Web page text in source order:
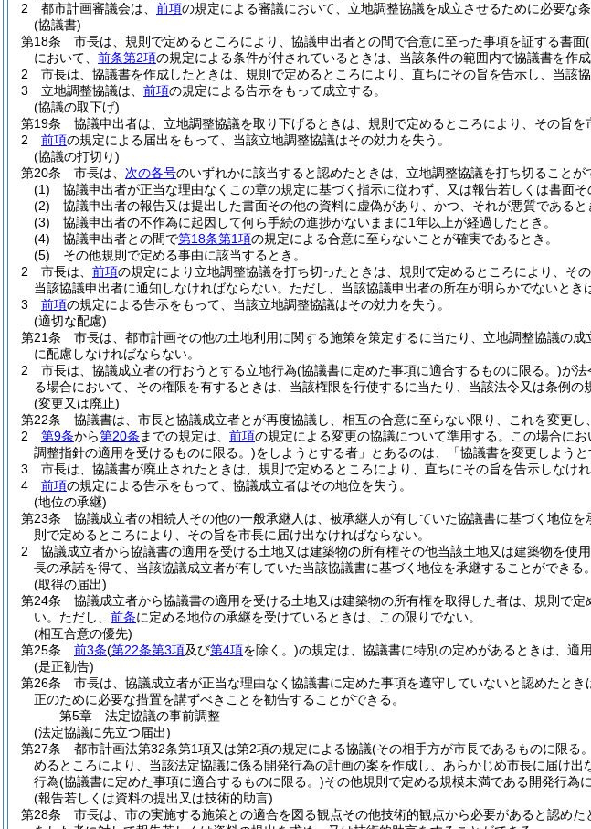
2
都市計画審議会は、 前項の規定による審議において、立地調整協議を成立させるために必要な
(協議書)
第18条
市長は、規則で定めるところにより、協議申出者との間で合意に至った事項を証する書面
において、 前条第2項の規定による条件が付されているときは、当該条件の範囲内で協議書を作成
2
市長は、協議書を作成したときは、規則で定めるところにより、直ちにその旨を告示し、当該
3
立地調整協議は、 前項の規定による告示をもって成立する。
(協議の取下げ)
第19条
協議申出者は、立地調整協議を取り下げるときは、規則で定めるところにより、その旨を
2
前項の規定による届出をもって、当該立地調整協議はその効力を失う。
(協議の打切り)
第20条
市長は、 次の各号のいずれかに該当すると認めたときは、立地調整協議を打ち切ることが
(1)
協議申出者が正当な理由なくこの章の規定に基づく指示に従わず、又は報告若しくは書面そ
(2)
協議申出者の報告又は提出した書面その他の資料に虚偽があり、かつ、それが悪質であると
(3)
協議申出者の不作為に起因して何ら手続の進捗がないままに1年以上が経過したとき。
(4)
協議申出者との間で第18条第1項の規定による合意に至らないことが確実であるとき。
(5)
その他規則で定める事由に該当するとき。
2
市長は、 前項の規定により立地調整協議を打ち切ったときは、規則で定めるところにより、そ
当該協議申出者に通知しなければならない。 ただし、当該協議申出者の所在が明らかでないとき
3
前項の規定による告示をもって、当該立地調整協議はその効力を失う。
(適切な配慮)
第21条
市長は、都市計画その他の土地利用に関する施策を策定するに当たり、立地調整協議の成
に配慮しなければならない。
2
市長は、協議成立者の行おうとする立地行為(協議書に定めた事項に適合するものに限る。)が法
る場合において、その権限を有するときは、当該権限を行使するに当たり、当該法令又は条例の
(変更又は廃止)
第22条
協議書は、市長と協議成立者とが再度協議し、相互の合意に至らない限り、これを変更し
2
第9条から第20条 までの規定は、 前項の規定による変更の協議について準用する。 この場合にお
調整指針の適用を受けるものに限る。)をしようとする者」とあるのは、「協議書を変更しよう
3
市長は、協議書が廃止されたときは、規則で定めるところにより、直ちにその旨を告示しなけれ
4
前項の規定による告示をもって、協議成立者はその地位を失う。
(地位の承継)
第23条
協議成立者の相続人その他の一般承継人は、被承継人が有していた協議書に基づく地位を
則で定めるところにより、その旨を市長に届け出なければならない。
2
協議成立者から協議書の適用を受ける土地又は建築物の所有権その他当該土地又は建築物を使
長の承諾を得て、当該協議成立者が有していた当該協議書に基づく地位を承継することができる。
(取得の届出)
第24条
協議成立者から協議書の適用を受ける土地又は建築物の所有権を取得した者は、規則で
い。 ただし、 前条に定める地位の承継を受けているときは、この限りでない。
(相互合意の優先)
第25条
前3条(第22条第3項及び第4項を除く。)の規定は、協議書に特別の定めがあるときは、適用
(是正勧告)
第26条
市長は、協議成立者が正当な理由なく協議書に定めた事項を遵守していないと認めたと
正のために必要な措置を講ずべきことを勧告することができる。
第5章
法定協議の事前調整
(法定協議に先立つ届出)
第27条
都市計画法第32条第1項又は第2項の規定による協議(その相手方が市長であるものに限る
めるところにより、当該法定協議に係る開発行為の計画の案を作成し、あらかじめ市長に届け出
行為(協議書に定めた事項に適合するものに限る。)その他規則で定める規模未満である開発行為
(報告若しくは資料の提出又は技術的助言)
第28条
市長は、市の実施する施策との適合を図る観点その他技術的観点から必要があると認めた